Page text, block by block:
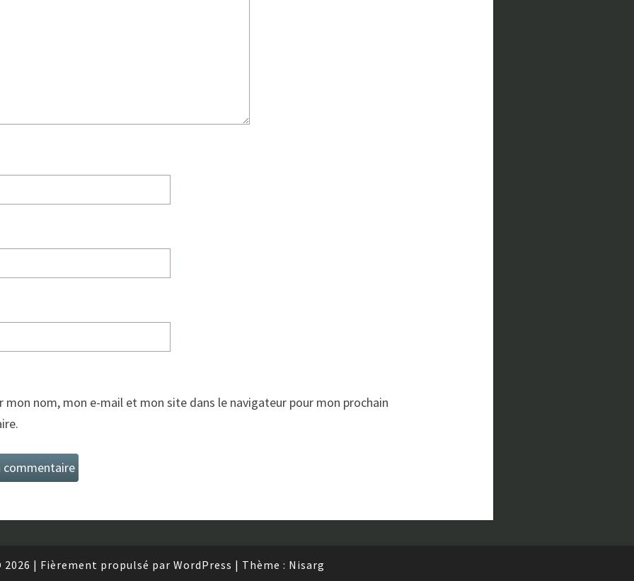
mon nom, mon e-mail et mon site dans le navigateur pour mon prochain
2026 | Fièrement propulsé par WordPress | Thème : Nisarg